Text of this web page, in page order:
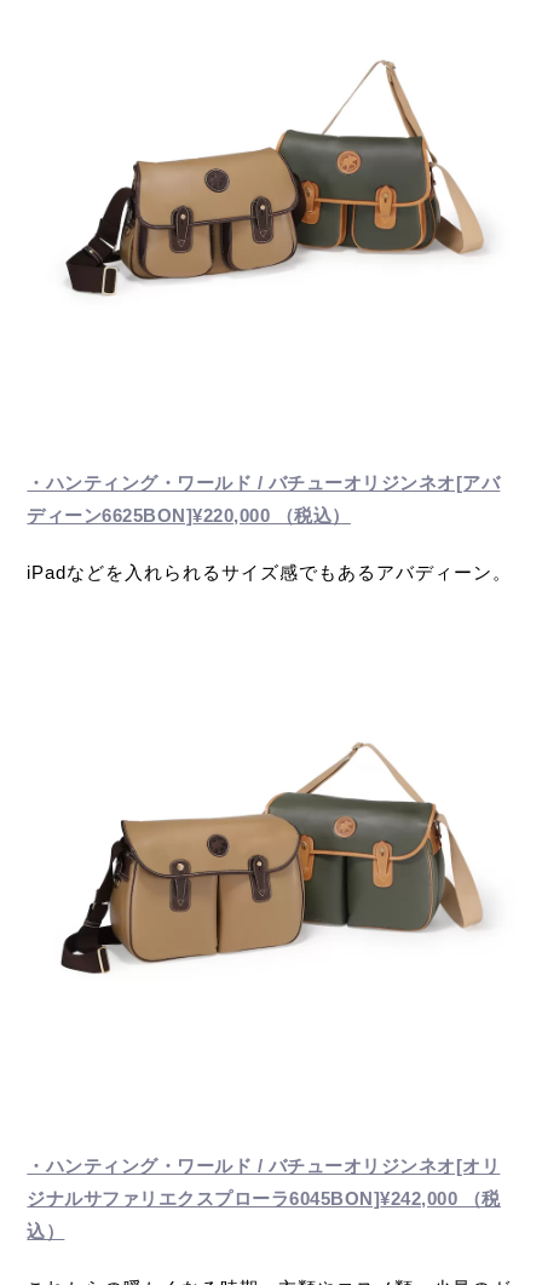
・ハンティング・ワールド / バチューオリジンネオ[アバ
ディーン6625BON]¥220,000 （税込）
iPadなどを入れられるサイズ感でもあるアバディーン。
・ハンティング・ワールド / バチューオリジンネオ[オリ
ジナルサファリエクスプローラ6045BON]¥242,000 （税
込）